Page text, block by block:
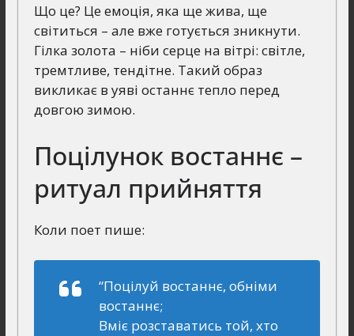
Що це? Це емоція, яка ще жива, ще
світиться – але вже готується зникнути.
Гілка золота – ніби серце на вітрі: світле,
тремтливе, тендітне. Такий образ
викликає в уяві останнє тепло перед
довгою зимою.
Поцілунок востаннє –
ритуал прийняття
Коли поет пише:
“Поцілуй востаннє, обніми
востаннє;
Вміє розставатись той, хто